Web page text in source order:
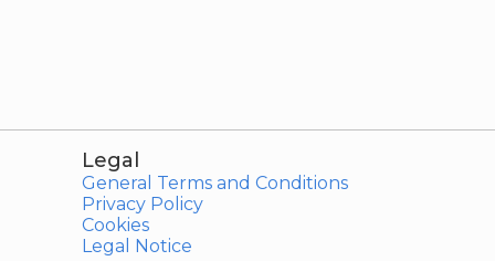
Legal
General Terms and Conditions
Privacy Policy
Cookies
Legal Notice